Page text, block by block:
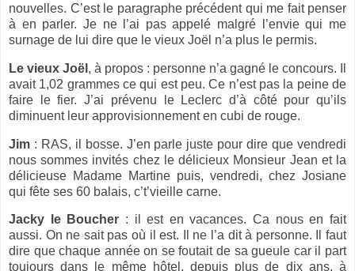
nouvelles. C’est le paragraphe précédent qui me fait penser
à en parler. Je ne l’ai pas appelé malgré l’envie qui me
surnage de lui dire que le vieux Joël n’a plus le permis.
Le vieux Joël , à propos : personne n’a gagné le concours. Il
avait 1,02 grammesce qui est peu. Ce n’est pas la peine de
faire le fier. J’ai prévenu le Leclerc d’à côté pour qu’ils
diminuent leur approvisionnement en cubi de rouge.
Jim : RAS, il bosse. J’en parle juste pour dire que vendredi
nous sommes invités chez le délicieux Monsieur Jean et la
délicieuse Madame Martine puis, vendredi, chez Josiane
qui fête ses 60 balais, c’t’vieille carne.
Jacky le Boucher : il est en vacances. Ca nous en fait
aussi. On ne sait pas où il est. Il ne l’a dit à personne. Il faut
dire que chaque année on se foutait de sa gueule car il part
toujours dans le même hôtel, depuis plus de dix ans, à